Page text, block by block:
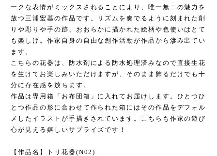
ークな表情がミックスされることにより、唯一無二の魅力を
放つ三浦宏基の作品です。リズムを奏でるように刻まれた削
りや彫りや手の跡、おおらかに描かれた絵柄や色使いはとて
も楽しげ。作家自身の自由な創作活動が作品から滲み出てい
ます。
こちらの花器は、防水剤による防水処理済みなので直接生花
を生けてお楽しみいただけますが、そのまま飾るだけでも十
分に存在感を放ちます。
作品は専用箱「お布団箱」に入れてお届けします。ひとつひ
とつ作品の形に合わせて作られた箱にはその作品をデフォル
メしたイラストが手描きされています。こちらも作家の遊び
心が見える嬉しいサプライズです！
【作品名】トリ花器(N02)